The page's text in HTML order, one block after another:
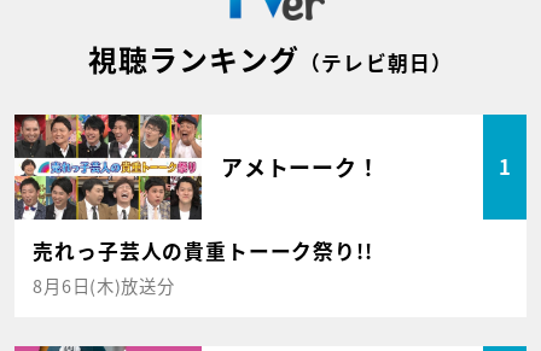
視聴ランキング （テレビ朝日）
アメトーーク！ 1
売れっ子芸人の貴重トーーク祭り!!
8月6日(木)放送分